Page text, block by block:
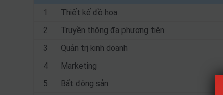
1
Thiết kế đồ họa
2
Truyền thông đa phương tiện
3
Quản trị kinh doanh
4
Marketing
5
Bất động sản